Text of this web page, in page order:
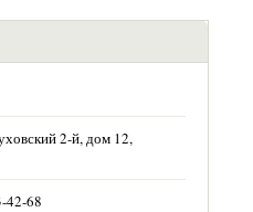
2-й, дом 12,
42-68